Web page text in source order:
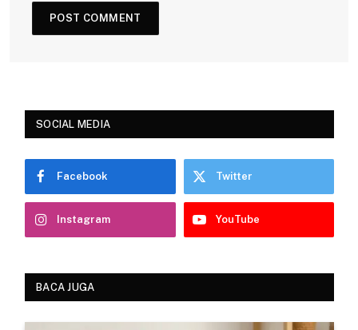
SOCIAL MEDIA
Facebook Twitter
Instagram YouTube
BACA JUGA